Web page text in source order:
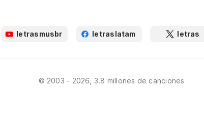
letrasmusbr letraslatam letras
© 2003 - 2026, 3.8 millones de canciones